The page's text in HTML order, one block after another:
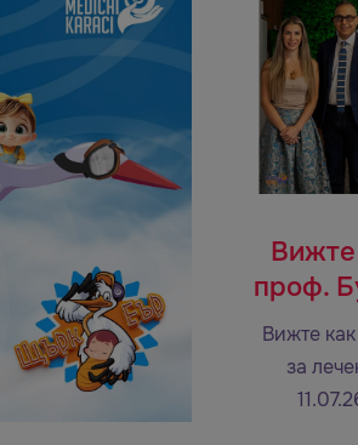
проф.
Вижте
за